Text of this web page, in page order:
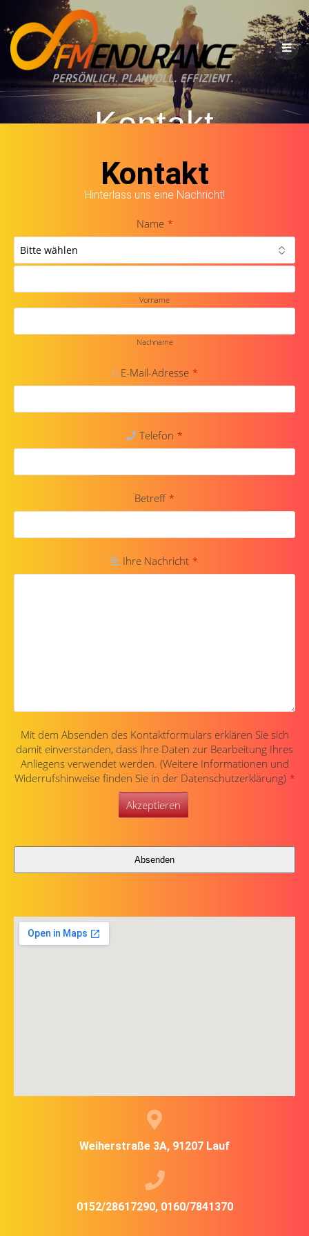
Kontakt
Kontakt
Hinterlass uns eine Nachricht!
Name *
Vorname
Nachname
E-Mail-Adresse *
Telefon *
Betreff *
Ihre Nachricht *
Mit dem Absenden des Kontaktformulars erklären Sie sich
damit einverstanden, dass Ihre Daten zur Bearbeitung Ihres
Anliegens verwendet werden. (Weitere Informationen und
Widerrufshinweise finden Sie in der Datenschutzerklärung) *
Akzeptieren
Absenden
sollte
nicht
ausgefüllt
Weiherstraße 3A, 91207 Lauf
0152/28617290, 0160/7841370